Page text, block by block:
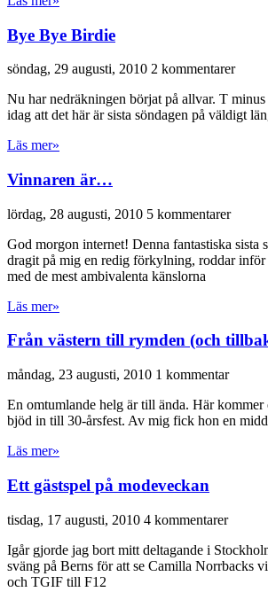
Bye Bye Birdie
söndag, 29 augusti, 2010 2 kommentarer
Nu har nedräkningen börjat på allvar. T
idag att det här är sista söndagen på väldigt
Läs mer»
Vinnaren är…
lördag, 28 augusti, 2010 5 kommentarer
God morgon internet! Denna fantastiska sista
dragit på mig en redig förkylning, roddar inför
med de mest ambivalenta känslorna
Läs mer»
Från västern till rymden (och
måndag, 23 augusti, 2010 1 kommentar
En omtumlande helg är till ända. Här kommer
bjöd in till 30-årsfest. Av mig fick hon en
Läs mer»
Ett gästspel på modeveckan
tisdag, 17 augusti, 2010 4 kommentarer
Igår gjorde jag bort mitt deltagande i
sväng på Berns för att se Camilla Norrbacks
och TGIF till F12